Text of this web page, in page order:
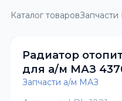
Каталог товаров
Радиатор
для а/м МАЗ
Запчасти а/м МАЗ